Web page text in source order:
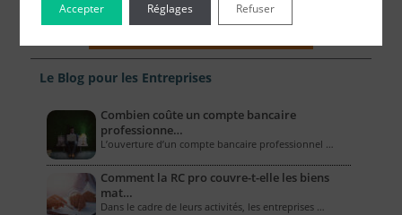
Le Blog pour les Entreprises
Combien coûte un compte bancaire
professionne…
L’ouverture d’un compte bancaire professionnel …
Comment la RC pro couvre-t-elle les biens
mat…
Dans le cadre de leurs activités, les entreprises …
Accepter Refuser
Réglages